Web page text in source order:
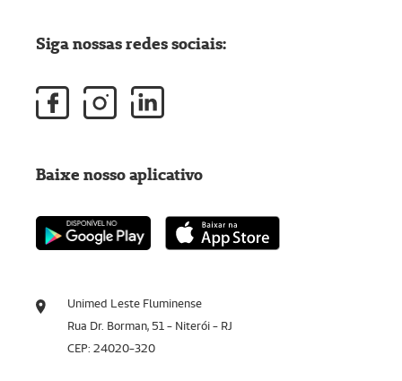
Unimed Leste Fluminense
Rua Dr. Borman, 51 - Niterói - RJ
CEP: 24020-320
Siga nossas redes sociais:
Baixe nosso aplicativo